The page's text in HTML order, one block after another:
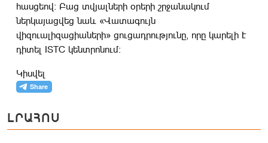
հասցեով։ Բաց տվյալների օրերի շրջանակում
ներկայացվեց նաև «Վատագույն
վիզուալիզացիաների» ցուցադրությունը, որը կարելի է
դիտել ISTC կենտրոնում։
Կիսվել
ԼՐԱՀՈՍ